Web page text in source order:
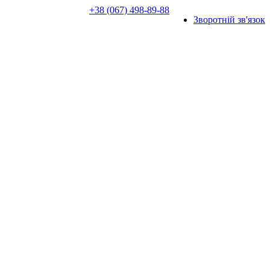
+38 (067) 498-89-88
Зворотній зв'язок